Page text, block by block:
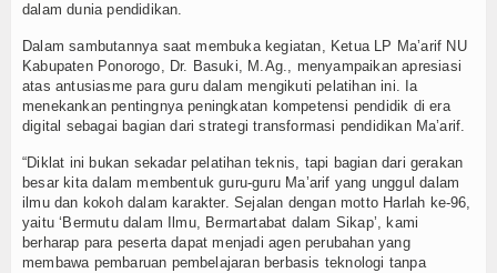
Khutbah
Politik
Ekonomi
Teknologi
Seni dan Budaya
Cerita Fiksi
dalam dunia pendidikan.
Dalam sambutannya saat membuka kegiatan, Ketua LP Ma’arif NU
Kabupaten Ponorogo, Dr. Basuki, M.Ag., menyampaikan apresiasi
atas antusiasme para guru dalam mengikuti pelatihan ini. Ia
menekankan pentingnya peningkatan kompetensi pendidik di era
digital sebagai bagian dari strategi transformasi pendidikan Ma’arif.
“Diklat ini bukan sekadar pelatihan teknis, tapi bagian dari gerakan
besar kita dalam membentuk guru-guru Ma’arif yang unggul dalam
ilmu dan kokoh dalam karakter. Sejalan dengan motto Harlah ke-96,
yaitu ‘Bermutu dalam Ilmu, Bermartabat dalam Sikap’, kami
berharap para peserta dapat menjadi agen perubahan yang
membawa pembaruan pembelajaran berbasis teknologi tanpa